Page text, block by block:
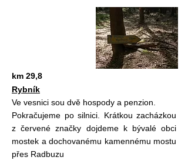
km 29,8
Rybník
Ve vesnici sou dvě hospody a penzion.
Pokračujeme po silnici. Krátkou zacházkou
z červené značky dojdeme k bývalé obci
mostek a dochovanému kamennému mostu
přes Radbuzu